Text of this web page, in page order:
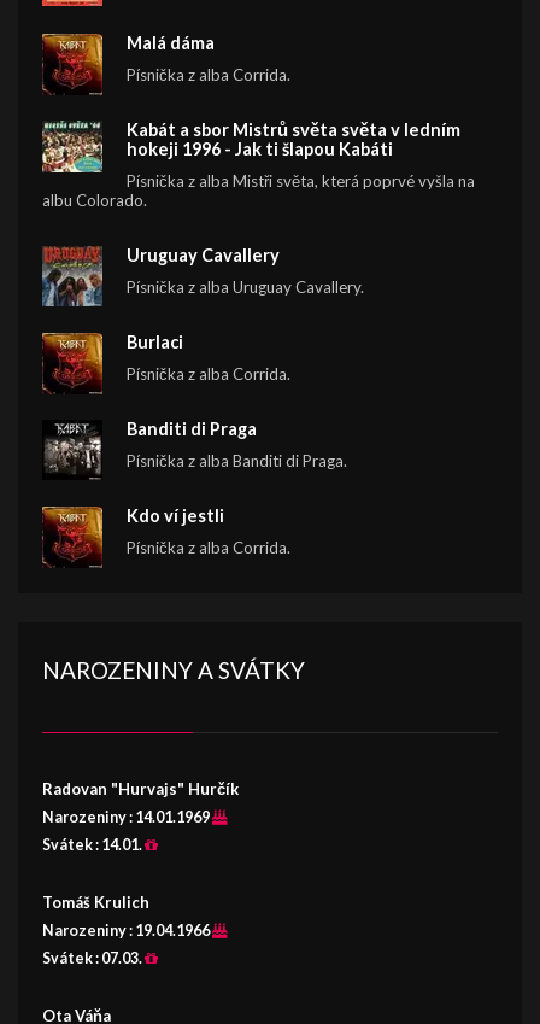
Malá dáma
Písnička z alba Corrida.
Kabát a sbor Mistrů světa světa v ledním
hokeji 1996 - Jak ti šlapou Kabáti
Písnička z alba Mistři světa, která poprvé vyšla na
albu Colorado.
Uruguay Cavallery
Písnička z alba Uruguay Cavallery.
Burlaci
Písnička z alba Corrida.
Banditi di Praga
Písnička z alba Banditi di Praga.
Kdo ví jestli
Písnička z alba Corrida.
NAROZENINY A SVÁTKY
Radovan "Hurvajs" Hurčík
Narozeniny : 14.01.1969
Svátek : 14.01.
Tomáš Krulich
Narozeniny : 19.04.1966
Svátek : 07.03.
Ota Váňa